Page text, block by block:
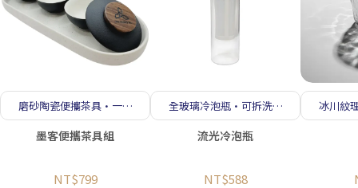
磨砂陶瓷便攜茶具·一壺
三杯 隨行品茶
墨客便攜茶具組
NT$799
全玻璃冷泡瓶·可拆洗濾
網 冷泡冷萃皆宜
流光冷泡瓶
NT$588
冰川紋
感